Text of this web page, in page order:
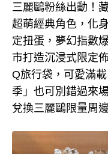
三麗鷗粉絲出動！
超萌經典角色，化
定扭蛋，夢幻指數
市打造沉浸式限定
Q旅行袋，可愛滿
季」也可別錯過來
兌換三麗鷗限量周邊